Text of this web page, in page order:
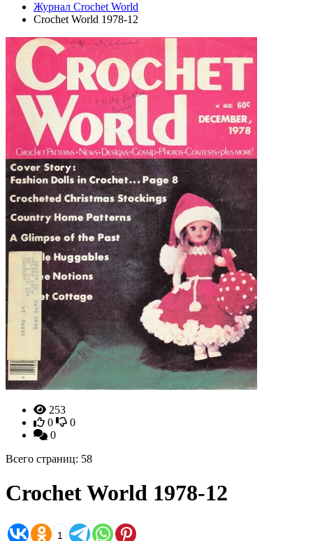
Журнал Crochet World
Crochet World 1978-12
253
0
0
0
Всего страниц: 58
Crochet World 1978-12
1